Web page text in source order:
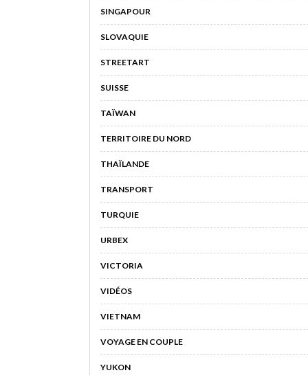
SINGAPOUR
SLOVAQUIE
STREETART
SUISSE
TAÏWAN
TERRITOIRE DU NORD
THAÏLANDE
TRANSPORT
TURQUIE
URBEX
VICTORIA
VIDÉOS
VIETNAM
VOYAGE EN COUPLE
YUKON